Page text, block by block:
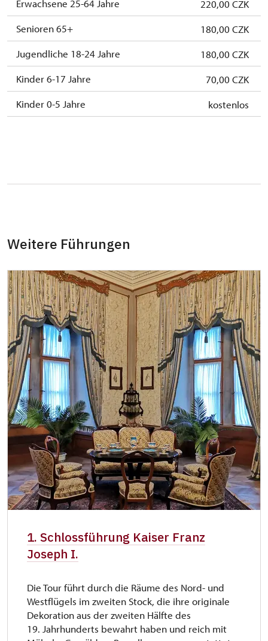
Erwachsene 25-64 Jahre
220,00 CZK
Senioren 65+
180,00 CZK
Jugendliche 18-24 Jahre
180,00 CZK
Kinder 6-17 Jahre
70,00 CZK
Kinder 0-5 Jahre
kostenlos
Weitere Führungen
1. Schlossführung Kaiser Franz
Joseph I.
Die Tour führt durch die Räume des Nord- und
Westflügels im zweiten Stock, die ihre originale
Dekoration aus der zweiten Hälfte des
19. Jahrhunderts bewahrt haben und reich mit